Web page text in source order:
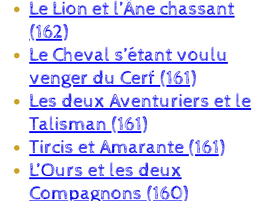
Le Lion et l’Âne chassant
(162)
Le Cheval s’étant voulu
venger du Cerf (161)
Les deux Aventuriers et le
Talisman (161)
Tircis et Amarante (161)
L’Ours et les deux
Compagnons (160)